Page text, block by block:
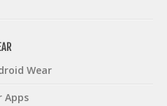
Wear
Apps